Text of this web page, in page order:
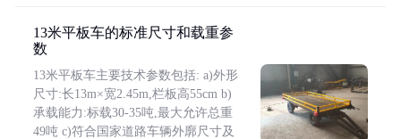
13米平板车的标准尺寸和载重参
数
13米平板车主要技术参数包括: a)外形
尺寸:长13m×宽2.45m,栏板高55cm b)
承载能力:标载30-35吨,最大允许总重
49吨 c)符合国家道路车辆外廓尺寸及